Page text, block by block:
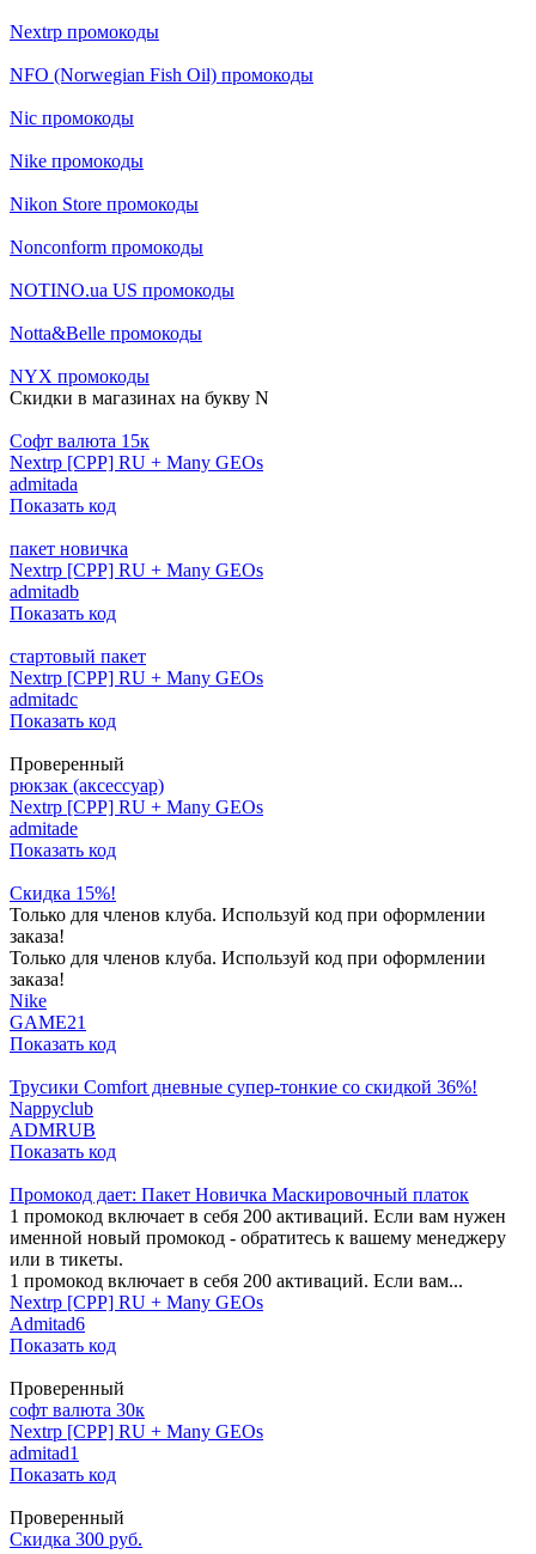
Nextrp промокоды
NFO (Norwegian Fish Oil) промокоды
Nic промокоды
Nike промокоды
Nikon Store промокоды
Nonconform промокоды
NOTINO.ua US промокоды
Notta&Belle промокоды
NYX промокоды
Скидки в магазинах на букву N
Cофт валюта 15к
Nextrp [CPP] RU + Many GEOs
admitada
Показать код
пакет новичка
Nextrp [CPP] RU + Many GEOs
admitadb
Показать код
стартовый пакет
Nextrp [CPP] RU + Many GEOs
admitadc
Показать код
Проверенный
рюкзак (аксессуар)
Nextrp [CPP] RU + Many GEOs
admitade
Показать код
Скидка 15%!
Только для членов клуба. Используй код при оформлении
заказа!
Только для членов клуба. Используй код при оформлении
заказа!
Nike
GAME21
Показать код
Трусики Comfort дневные супер-тонкие со скидкой 36%!
Nappyclub
ADMRUB
Показать код
Промокод дает: Пакет Новичка Маскировочный платок
1 промокод включает в себя 200 активаций. Если вам нужен
именной новый промокод - обратитесь к вашему менеджеру
или в тикеты.
1 промокод включает в себя 200 активаций. Если вам...
Nextrp [CPP] RU + Many GEOs
Admitad6
Показать код
Проверенный
софт валюта 30к
Nextrp [CPP] RU + Many GEOs
admitad1
Показать код
Проверенный
Скидка 300 руб.